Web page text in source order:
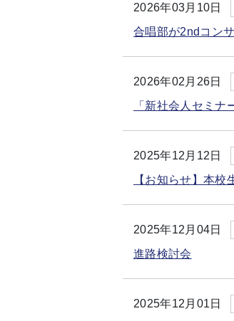
2026年03月10日
合唱部が2ndコン
2026年02月26日
「新社会人セミ
2025年12月12日
【お知らせ】本
2025年12月04日
進路検討会
2025年12月01日